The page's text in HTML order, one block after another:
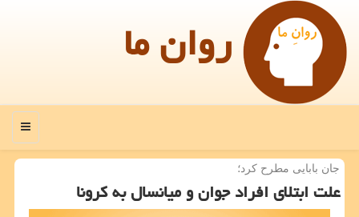
روان ما
منو
جان بابایی مطرح كرد؛
علت ابتلای افراد جوان و میانسال به كرونا